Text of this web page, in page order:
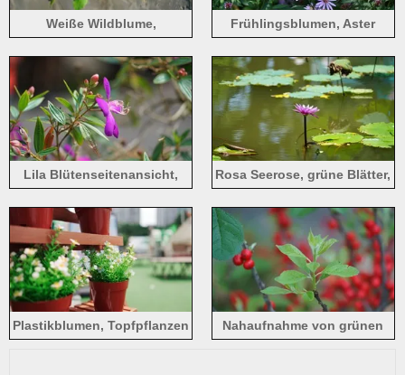
Weiße Wildblume,
Sonnenlicht
Frühlingsblumen, Aster
Lila Blütenseitenansicht,
Rosa Seerose, grüne Blätter,
Plastikblumen, Topfpflanzen
Nahaufnahme von grünen